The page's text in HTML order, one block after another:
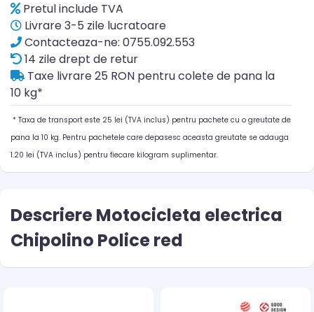
Pretul include TVA
Livrare 3-5 zile lucratoare
Contacteaza-ne: 0755.092.553
14 zile drept de retur
Taxe livrare 25 RON pentru colete de pana la
10 kg*
* Taxa de transport este 25 lei (TVA inclus) pentru pachete cu o greutate de
pana la 10 kg. Pentru pachetele care depasesc aceasta greutate se adauga
1.20 lei (TVA inclus) pentru fiecare kilogram suplimentar.
Descriere Motocicleta electrica
Chipolino Police red